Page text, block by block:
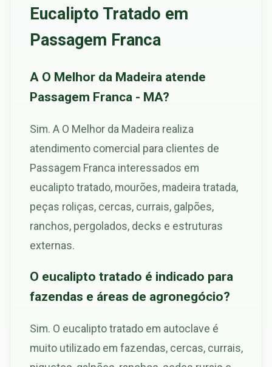
Eucalipto Tratado em
Passagem Franca
A O Melhor da Madeira atende
Passagem Franca - MA?
Sim. A O Melhor da Madeira realiza
atendimento comercial para clientes de
Passagem Franca interessados em
eucalipto tratado, mourões, madeira tratada,
peças roliças, cercas, currais, galpões,
ranchos, pergolados, decks e estruturas
externas.
O eucalipto tratado é indicado para
fazendas e áreas de agronegócio?
Sim. O eucalipto tratado em autoclave é
muito utilizado em fazendas, cercas, currais,